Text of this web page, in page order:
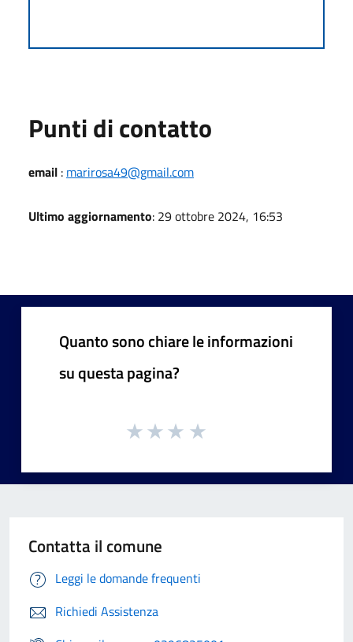
Punti di contatto
email : marirosa49@gmail.com
Ultimo aggiornamento: 29 ottobre 2024, 16:53
Quanto sono chiare le informazioni
su questa pagina?
Contatta il comune
Leggi le domande frequenti
Richiedi Assistenza